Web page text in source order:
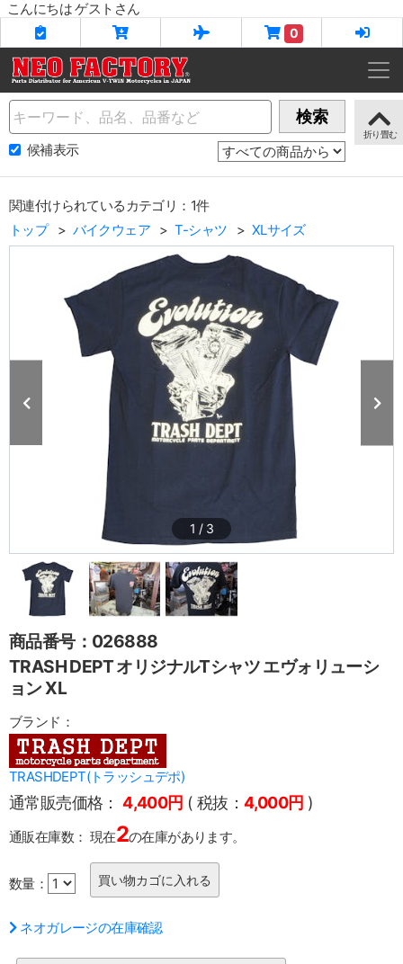
こんにちは ゲストさん
0
Name 検索
候補表示
関連付けられているカテゴリ：1件
トップ
バイクウェア T-シャツ XLサイズ
1 / 3
商品番号：026888
TRASH DEPT オリジナルTシャツ エヴォリューシ
ョン XL
ブランド：
TRASHDEPT(トラッシュデポ)
通常販売価格： 4,400円 ( 税抜：4,000円 )
通販在庫数： 現在2の在庫があります。
数量：
ネオガレージの在庫確認